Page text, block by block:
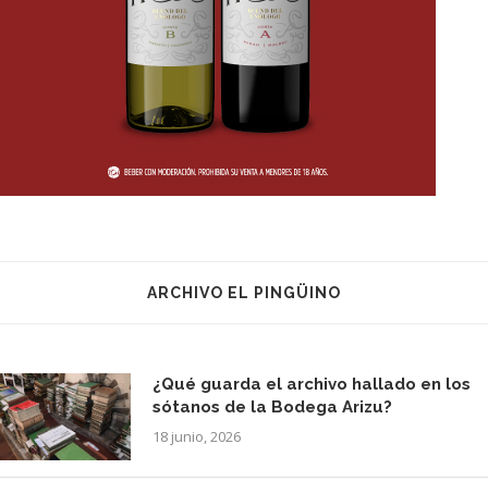
ARCHIVO EL PINGÜINO
¿Qué guarda el archivo hallado en los
sótanos de la Bodega Arizu?
18 junio, 2026